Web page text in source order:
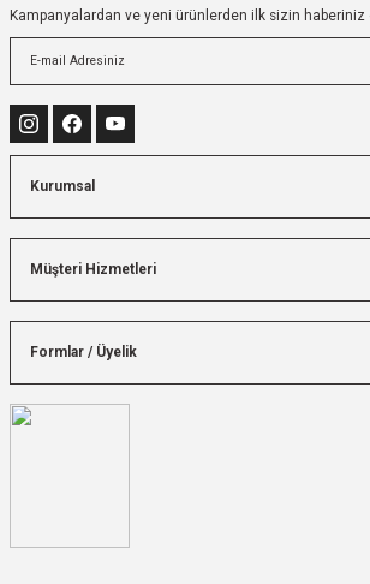
Kampanyalardan ve yeni ürünlerden ilk sizin haberiniz
Kurumsal
Müşteri Hizmetleri
Formlar / Üyelik